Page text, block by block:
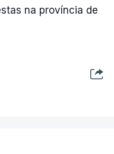
na província de